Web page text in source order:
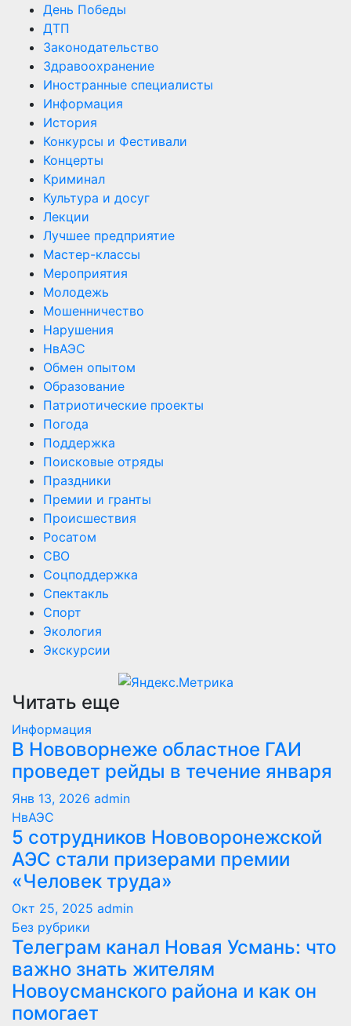
День Победы
ДТП
Законодательство
Здравоохранение
Иностранные специалисты
Информация
История
Конкурсы и Фестивали
Концерты
Криминал
Культура и досуг
Лекции
Лучшее предприятие
Мастер-классы
Мероприятия
Молодежь
Мошенничество
Нарушения
НвАЭС
Обмен опытом
Образование
Патриотические проекты
Погода
Поддержка
Поисковые отряды
Праздники
Премии и гранты
Происшествия
Росатом
СВО
Соцподдержка
Спектакль
Спорт
Экология
Экскурсии
Читать еще
Информация
В Нововорнеже областное ГАИ
проведет рейды в течение января
Янв 13, 2026 admin
НвАЭС
5 сотрудников Нововоронежской
АЭС стали призерами премии
«Человек труда»
Окт 25, 2025 admin
Без рубрики
Телеграм канал Новая Усмань: что
важно знать жителям
Новоусманского района и как он
помогает